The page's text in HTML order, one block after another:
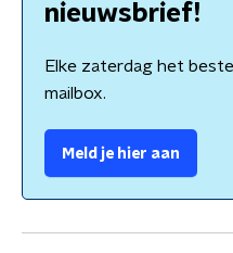
nieuwsbrief!
Elke zaterdag het
mailbox.
Meld je hier aan